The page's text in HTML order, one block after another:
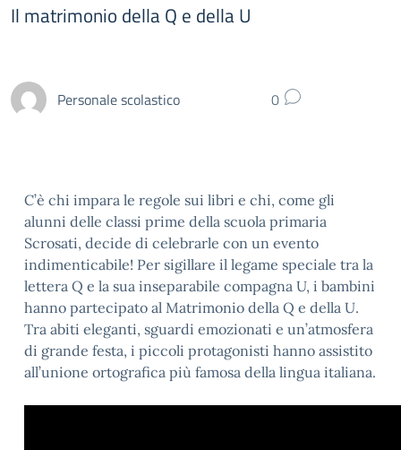
Il matrimonio della Q e della U
Personale scolastico 0
C’è chi impara le regole sui libri e chi, come gli
alunni delle classi prime della scuola primaria
Scrosati, decide di celebrarle con un evento
indimenticabile! Per sigillare il legame speciale tra la
lettera Q e la sua inseparabile compagna U, i bambini
hanno partecipato al Matrimonio della Q e della U.
Tra abiti eleganti, sguardi emozionati e un’atmosfera
di grande festa, i piccoli protagonisti hanno assistito
all’unione ortografica più famosa della lingua italiana.